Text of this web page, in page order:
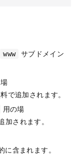
www
サブドメイン
で追加されます。
用の場
加されます。
含まれます。